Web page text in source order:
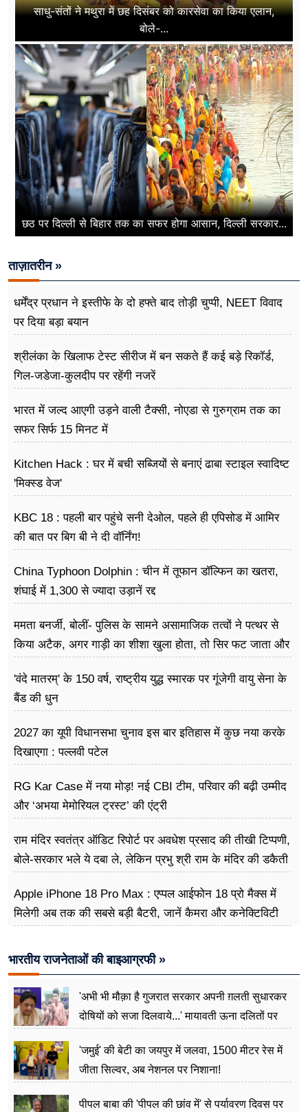
साधु-संतों ने मथुरा में छह दिसंबर को कारसेवा का किया एलान,
बोले-...
छठ पर दिल्ली से बिहार तक का सफर होगा आसान, दिल्ली सरकार...
ताज़ातरीन »
धर्मेंद्र प्रधान ने इस्तीफे के दो हफ्ते बाद तोड़ी चुप्पी, NEET विवाद
पर दिया बड़ा बयान
श्रीलंका के खिलाफ टेस्ट सीरीज में बन सकते हैं कई बड़े रिकॉर्ड,
गिल-जडेजा-कुलदीप पर रहेंगी नजरें
भारत में जल्द आएगी उड़ने वाली टैक्सी, नोएडा से गुरुग्राम तक का
सफर सिर्फ 15 मिनट में
Kitchen Hack : घर में बची सब्जियों से बनाएं ढाबा स्टाइल स्वादिष्ट
'मिक्स्ड वेज'
KBC 18 : पहली बार पहुंचे सनी देओल, पहले ही एपिसोड में आमिर
की बात पर बिग बी ने दी वॉर्निंग!
China Typhoon Dolphin : चीन में तूफान डॉल्फिन का खतरा,
शंघाई में 1,300 से ज्यादा उड़ानें रद्द
ममता बनर्जी, बोलीं- पुलिस के सामने असामाजिक तत्वों ने पत्थर से
किया अटैक, अगर गाड़ी का शीशा खुला होता, तो सिर फट जाता और
'वंदे मातरम्' के 150 वर्ष, राष्ट्रीय युद्ध स्मारक पर गूंजेगी वायु सेना के
बैंड की धुन
2027 का यूपी विधानसभा चुनाव इस बार इतिहास में कुछ नया करके
दिखाएगा : पल्लवी पटेल
RG Kar Case में नया मोड़! नई CBI टीम, परिवार की बढ़ी उम्मीद
और ‘अभया मेमोरियल ट्रस्ट’ की एंट्री
राम मंदिर स्वतंत्र ऑडिट रिपोर्ट पर अवधेश प्रसाद की तीखी टिप्पणी,
बोले-सरकार भले ये दबा ले, लेकिन प्रभु श्री राम के मंदिर की डकैती
Apple iPhone 18 Pro Max : एप्पल आईफोन 18 प्रो मैक्स में
मिलेगी अब तक की सबसे बड़ी बैटरी, जानें कैमरा और कनेक्टिविटी
भारतीय राजनेताओं की बाइआग्रफी »
'अभी भी मौक़ा है गुजरात सरकार अपनी ग़लती सुधारकर
दोषियों को सजा दिलवाये...' मायावती ऊना दलितों पर
'जमुई' की बेटी का जयपुर में जलवा, 1500 मीटर रेस में
जीता सिल्वर, अब नेशनल पर निशाना!
पीपल बाबा की 'पीपल की छांव में' से पर्यावरण दिवस पर